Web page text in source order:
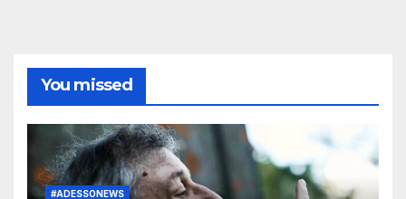
You missed
#ADESSONEWS